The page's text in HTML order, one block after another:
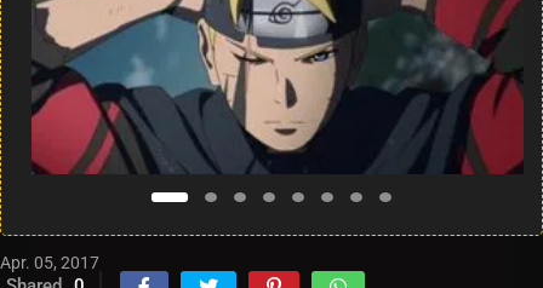
Apr. 05, 2017